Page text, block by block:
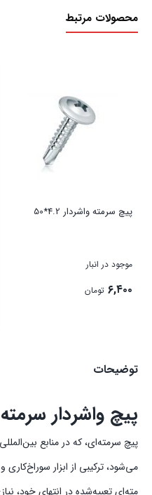
محصولات مرتبط
پیچ سرمته واشردار 4.2*50
موجود در انبار
۶,۴۰۰ تومان
توضیحات
پیچ واشردار سرمته 4*38
می‌شود، ترکیبی از ابزار
مته‌ای تعبیه‌شده در انتهای خود،